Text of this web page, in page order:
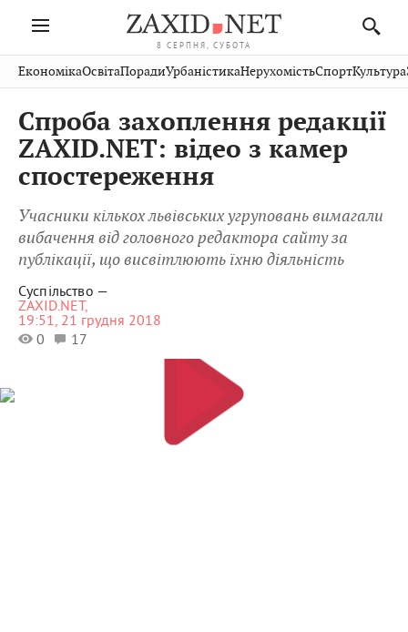
8 СЕРПНЯ, СУБОТА
Івано-
Франківськ
Тернопіль
Волинь
Закарпаття
Рівне
Чернівці
Шептицький
Стрий
Хмельницький
Публікації
Авто СловкоКультура
Кіно Дім СпортКраєзнавство
ФотоОсвітаНерухомість
Домашні
ЕкономікаОсвітаПорадиУрбаністикаНерухомістьСпортКультура
Спроба захоплення редакції
ZAXID.NET: відео з камер
спостереження
Учасники кількох львівських угруповань вимагали
вибачення від головного редактора сайту за
публікації, що висвітлюють їхню діяльність
Суспільство —
ZAXID.NET,
19:51, 21 грудня 2018
0
17